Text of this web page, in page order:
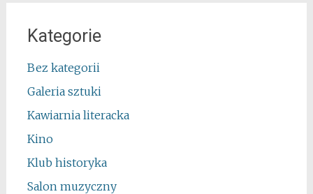
Kategorie
Bez kategorii
Galeria sztuki
Kawiarnia literacka
Kino
Klub historyka
Salon muzyczny